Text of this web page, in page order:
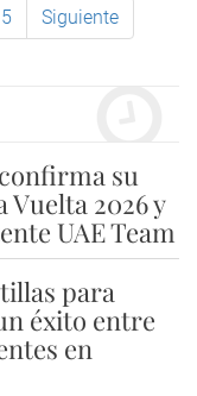
5 Siguiente
su
Vuelta 2026 y
UAE Team
para
éxito entre
en